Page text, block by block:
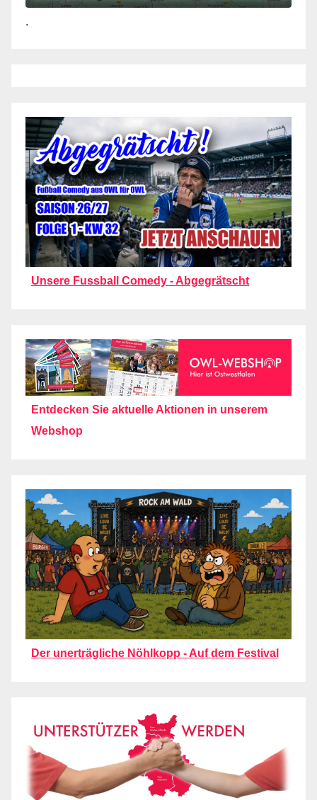
.
Unsere Fussball Comedy - Abgegrätscht
Entdecken Sie aktuelle Aktionen in unserem
Webshop
Der unerträgliche Nöhlkopp - Auf dem Festival